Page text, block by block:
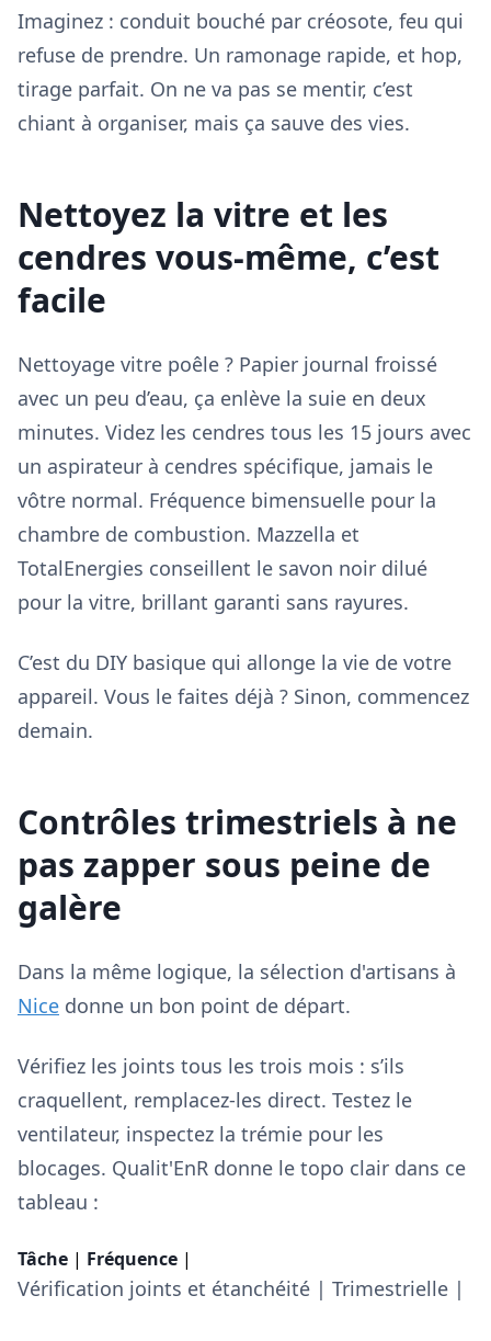
Imaginez : conduit bouché par créosote, feu qui
refuse de prendre. Un ramonage rapide, et hop,
tirage parfait. On ne va pas se mentir, c’est
chiant à organiser, mais ça sauve des vies.
Nettoyez la vitre et les
cendres vous-même, c’est
facile
Nettoyage vitre poêle ? Papier journal froissé
avec un peu d’eau, ça enlève la suie en deux
minutes. Videz les cendres tous les 15 jours avec
un aspirateur à cendres spécifique, jamais le
vôtre normal. Fréquence bimensuelle pour la
chambre de combustion. Mazzella et
TotalEnergies conseillent le savon noir dilué
pour la vitre, brillant garanti sans rayures.
C’est du DIY basique qui allonge la vie de votre
appareil. Vous le faites déjà ? Sinon, commencez
demain.
Contrôles trimestriels à ne
pas zapper sous peine de
galère
Dans la même logique, la sélection d'artisans à
Nice donne un bon point de départ.
Vérifiez les joints tous les trois mois : s’ils
craquellent, remplacez-les direct. Testez le
ventilateur, inspectez la trémie pour les
blocages. Qualit'EnR donne le topo clair dans ce
tableau :
Tâche | Fréquence |
Vérification joints et étanchéité | Trimestrielle |